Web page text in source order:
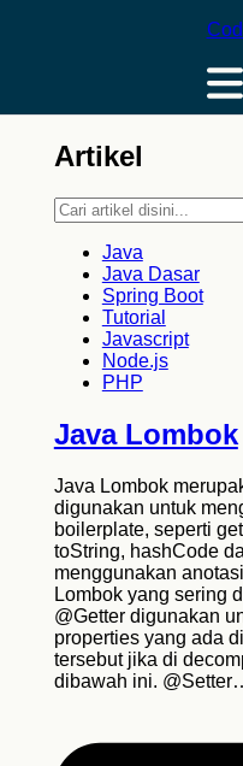
Artikel
Java
Java Dasar
Spring Boot
Tutorial
Javascript
Node.js
PHP
Java Lombok
Java Lombok
digunakan untuk
boilerplate, seperti
toString, hashCode
menggunakan
Lombok yang sering
@Getter digunakan
properties yang ada
tersebut jika di
dibawah ini.